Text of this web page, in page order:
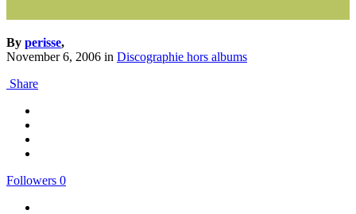
By perisse,
November 6, 2006 in Discographie hors albums
Share
Followers 0